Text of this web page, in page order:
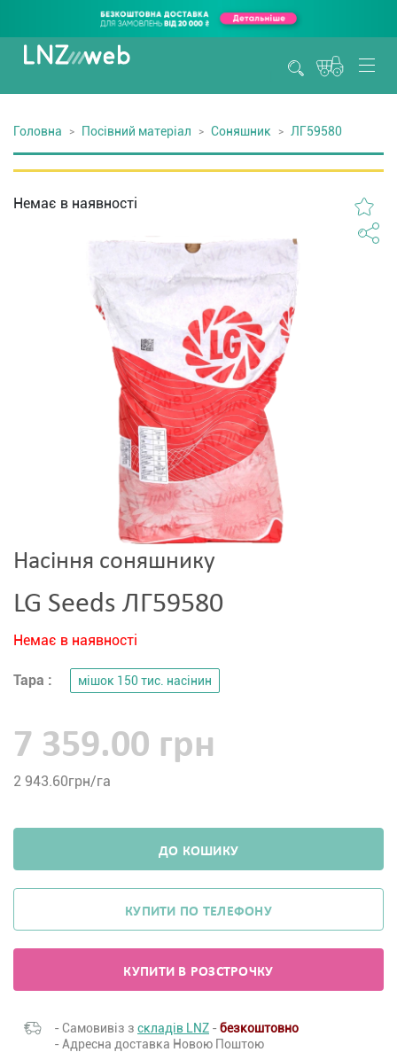
Головна Посівний матеріал Соняшник ЛГ59580
Немає в наявності
Насіння соняшнику
LG Seeds ЛГ59580
Немає в наявності
Тара : мішок 150 тис. насінин
7 359.00 грн
2 943.60грн/га
ДО КОШИКУ
КУПИТИ ПО ТЕЛЕФОНУ
КУПИТИ В РОЗСТРОЧКУ
- Самовивіз з складів LNZ - безкоштовно
- Адресна доставка Новою Поштою